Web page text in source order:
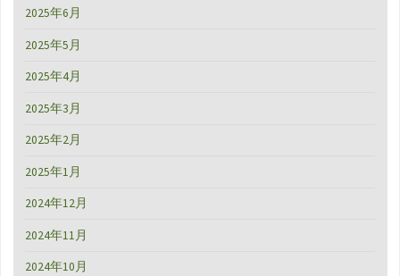
2025年6月
2025年5月
2025年4月
2025年3月
2025年2月
2025年1月
2024年12月
2024年11月
2024年10月